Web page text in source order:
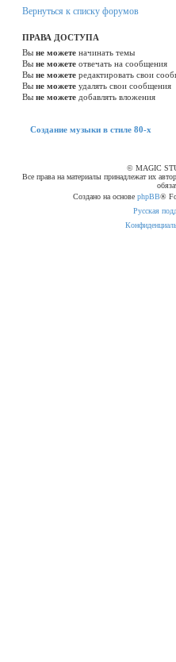
в
т
м
а
Вернуться к списку форумов
ПРАВА ДОСТУПА
Вы не можете начинать темы
Вы не можете отвечать на сообщения
Вы не можете редактировать свои
Вы не можете удалять свои сообщения
Вы не можете добавлять вложения
Создание музыки в стиле 80-х
С
© MAGIC
Все права на материалы принадлежат их
Создано на основе phpBB®
Русская